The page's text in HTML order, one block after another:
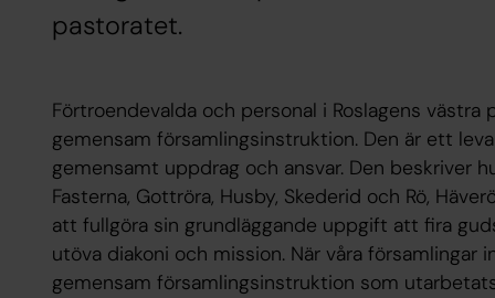
pastoratet.
Förtroendevalda och personal i Roslagens
gemensam församlingsinstruktion. Den är ett
gemensamt uppdrag och ansvar. Den beskriver
Fasterna, Gottröra, Husby, Skederid och Rö,
att fullgöra sin grundläggande uppgift att fira
utöva diakoni och mission. När våra
gemensam församlingsinstruktion som